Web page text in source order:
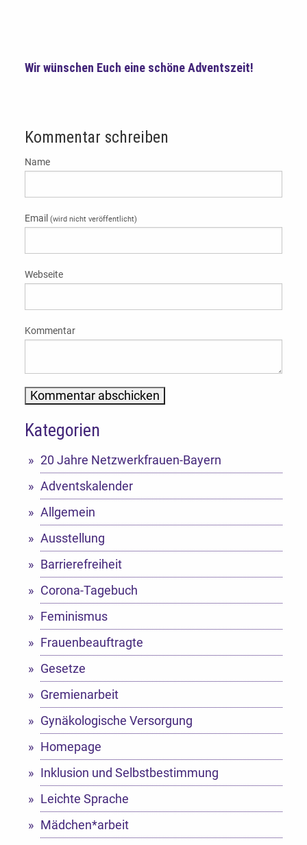
Wir wünschen Euch eine schöne Adventszeit!
Kommentar schreiben
Name
Email (wird nicht veröffentlicht)
Webseite
Kommentar
Alternative:
Kategorien
20 Jahre Netzwerkfrauen-Bayern
Adventskalender
Allgemein
Ausstellung
Barrierefreiheit
Corona-Tagebuch
Feminismus
Frauenbeauftragte
Gesetze
Gremienarbeit
Gynäkologische Versorgung
Homepage
Inklusion und Selbstbestimmung
Leichte Sprache
Mädchen*arbeit